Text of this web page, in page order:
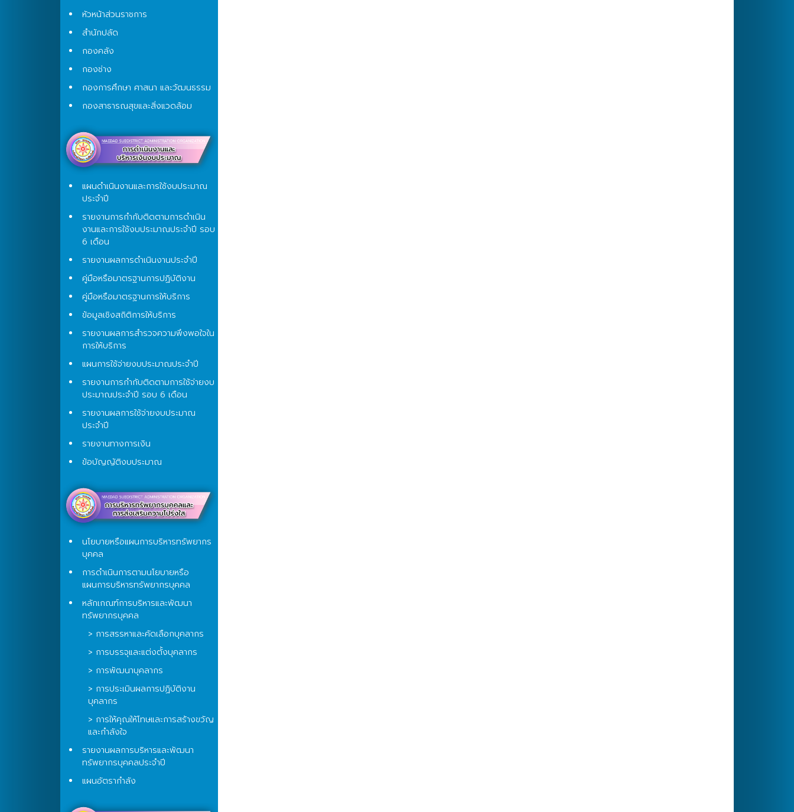
หัวหน้าส่วนราชการ
สำนักปลัด
กองคลัง
กองช่าง
กองการศึกษา ศาสนา และวัฒนธรรม
กองสาธารณสุขและสิ่งแวดล้อม
แผนดำเนินงานและการใช้งบประมาณ
ประจำปี
รายงานการกำกับติดตามการดำเนิน
งานและการใช้งบประมาณประจำปี รอบ
6 เดือน
รายงานผลการดำเนินงานประจำปี
คู่มือหรือมาตรฐานการปฏิบัติงาน
คู่มือหรือมาตรฐานการให้บริการ
ข้อมูลเชิงสถิติการให้บริการ
รายงานผลการสำรวจความพึงพอใจใน
การให้บริการ
แผนการใช้จ่ายงบประมาณประจำปี
รายงานการกำกับติดตามการใช้จ่ายงบ
ประมาณประจำปี รอบ 6 เดือน
รายงานผลการใช้จ่ายงบประมาณ
ประจำปี
รายงานทางการเงิน
ข้อบัญญัติงบประมาณ
นโยบายหรือแผนการบริหารทรัพยากร
บุคคล
การดำเนินการตามนโยบายหรือ
แผนการบริหารทรัพยากรบุคคล
หลักเกณฑ์การบริหารและพัฒนา
ทรัพยากรบุคคล
> การสรรหาและคัดเลือกบุคลากร
> การบรรจุและแต่งตั้งบุคลากร
> การพัฒนาบุคลากร
> การประเมินผลการปฏิบัติงาน
บุคลากร
> การให้คุณให้โทษและการสร้างขวัญ
และกำลังใจ
รายงานผลการบริหารและพัฒนา
ทรัพยากรบุคคลประจำปี
แผนอัตรากำลัง